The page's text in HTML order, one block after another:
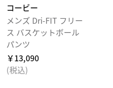
コービー
メンズ Dri-FIT フリー
ス バスケットボール
パンツ
￥13,090
(税込)